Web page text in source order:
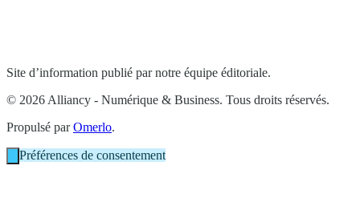
Site d’information publié par notre équipe éditoriale.
© 2026 Alliancy - Numérique & Business. Tous droits réservés.
Propulsé parOmerlo.
Préférences de consentement